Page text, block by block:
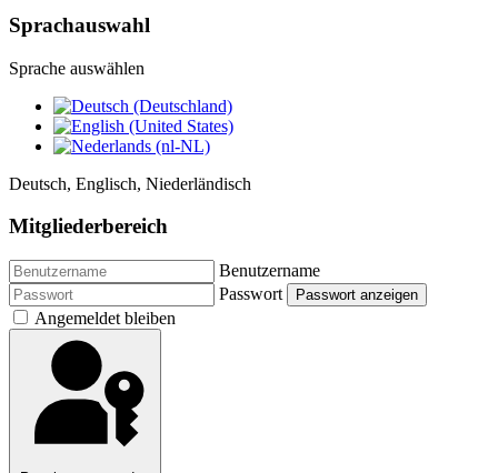
Sprachauswahl
Sprache auswählen
Deutsch, Englisch, Niederländisch
Mitgliederbereich
Benutzername
Passwort
Passwort anzeigen
Angemeldet bleiben